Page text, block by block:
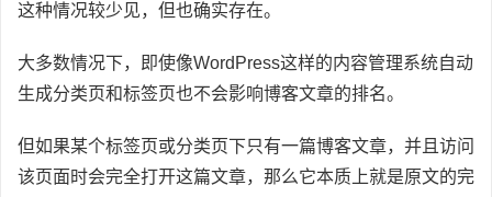
这种情况较少见，但也确实存在。
大多数情况下，即使像WordPress这样的内容管理系统自动
生成分类页和标签页也不会影响博客文章的排名。
但如果某个标签页或分类页下只有一篇博客文章，并且访问
该页面时会完全打开这篇文章，那么它本质上就是原文的完